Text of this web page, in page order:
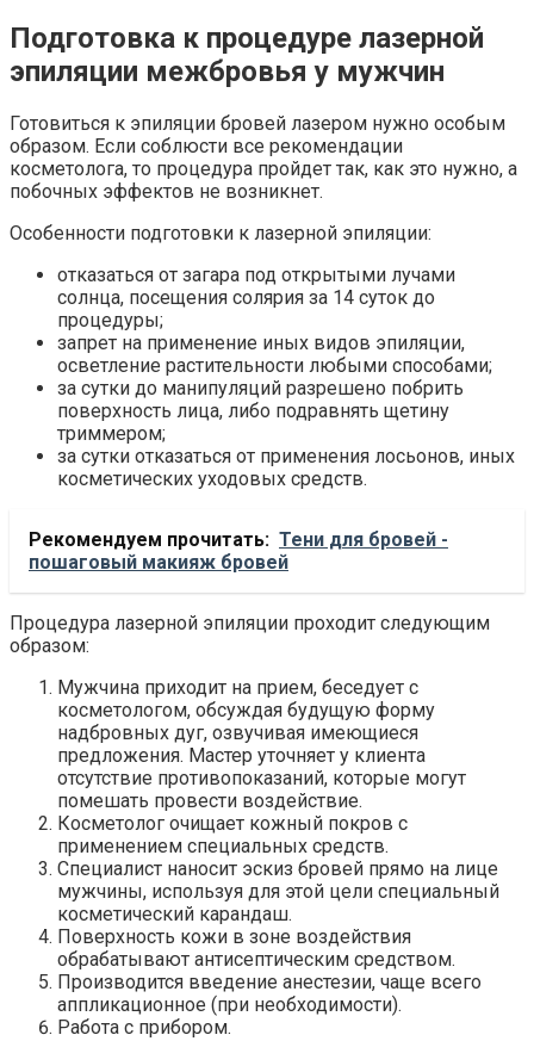
Подготовка к процедуре лазерной
эпиляции межбровья у мужчин
Готовиться к эпиляции бровей лазером нужно особым
образом. Если соблюсти все рекомендации
косметолога, то процедура пройдет так, как это нужно, а
побочных эффектов не возникнет.
Особенности подготовки к лазерной эпиляции:
отказаться от загара под открытыми лучами
солнца, посещения солярия за 14 суток до
процедуры;
запрет на применение иных видов эпиляции,
осветление растительности любыми способами;
за сутки до манипуляций разрешено побрить
поверхность лица, либо подравнять щетину
триммером;
за сутки отказаться от применения лосьонов, иных
косметических уходовых средств.
Рекомендуем прочитать: Тени для бровей -
пошаговый макияж бровей
Процедура лазерной эпиляции проходит следующим
образом:
Мужчина приходит на прием, беседует с
косметологом, обсуждая будущую форму
надбровных дуг, озвучивая имеющиеся
предложения. Мастер уточняет у клиента
отсутствие противопоказаний, которые могут
помешать провести воздействие.
Косметолог очищает кожный покров с
применением специальных средств.
Специалист наносит эскиз бровей прямо на лице
мужчины, используя для этой цели специальный
косметический карандаш.
Поверхность кожи в зоне воздействия
обрабатывают антисептическим средством.
Производится введение анестезии, чаще всего
аппликационное (при необходимости).
Работа с прибором.